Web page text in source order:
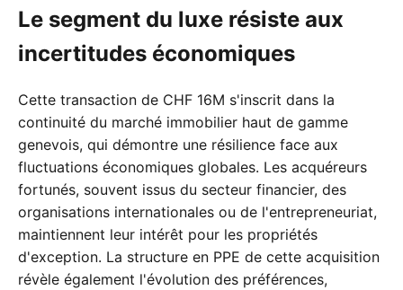
Le segment du luxe résiste aux
incertitudes économiques
Cette transaction de CHF 16M s'inscrit dans la
continuité du marché immobilier haut de gamme
genevois, qui démontre une résilience face aux
fluctuations économiques globales. Les acquéreurs
fortunés, souvent issus du secteur financier, des
organisations internationales ou de l'entrepreneuriat,
maintiennent leur intérêt pour les propriétés
d'exception. La structure en PPE de cette acquisition
révèle également l'évolution des préférences,